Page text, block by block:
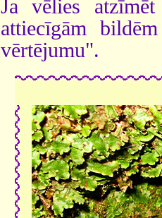
Ja vēlies
attiecīgām
vērtējumu".